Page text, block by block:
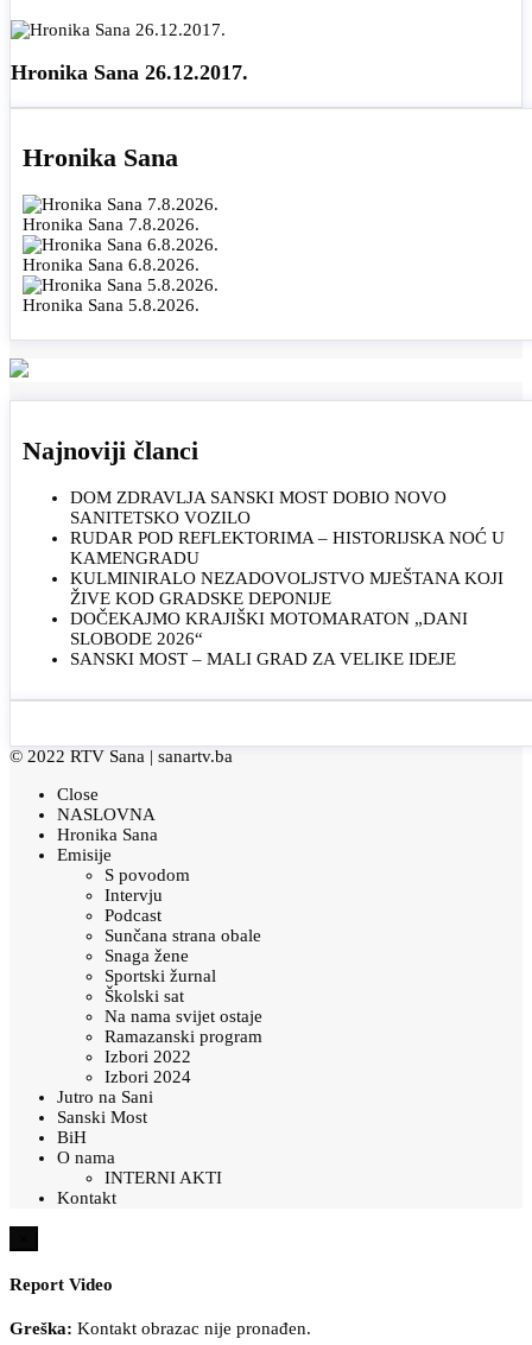
Hronika Sana 26.12.2017.
Hronika Sana
Hronika Sana 7.8.2026.
Hronika Sana 6.8.2026.
Hronika Sana 5.8.2026.
Najnoviji članci
DOM ZDRAVLJA SANSKI MOST DOBIO NOVO
SANITETSKO VOZILO
RUDAR POD REFLEKTORIMA – HISTORIJSKA NOĆ U
KAMENGRADU
KULMINIRALO NEZADOVOLJSTVO MJEŠTANA KOJI
ŽIVE KOD GRADSKE DEPONIJE
DOČEKAJMO KRAJIŠKI MOTOMARATON „DANI
SLOBODE 2026“
SANSKI MOST – MALI GRAD ZA VELIKE IDEJE
© 2022 RTV Sana | sanartv.ba
Close
NASLOVNA
Hronika Sana
Emisije
S povodom
Intervju
Podcast
Sunčana strana obale
Snaga žene
Sportski žurnal
Školski sat
Na nama svijet ostaje
Ramazanski program
Izbori 2022
Izbori 2024
Jutro na Sani
Sanski Most
BiH
O nama
INTERNI AKTI
Kontakt
Report Video
Greška: Kontakt obrazac nije pronađen.